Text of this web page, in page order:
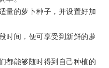
的萝卜种子，并设置好加
间，便可享受到新鲜的萝
能够随时得到自己种植的